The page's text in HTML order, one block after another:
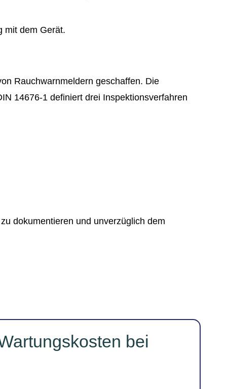
mit dem Gerät.
Rauchwarnmeldern geschaffen. Die
14676-1 definiert drei Inspektionsverfahren
dokumentieren und unverzüglich dem
bei